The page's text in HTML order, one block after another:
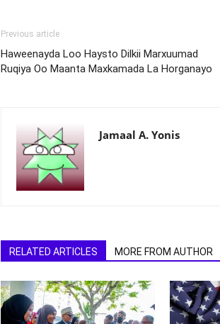
Previous article
Haweenayda Loo Haysto Dilkii Marxuumad
Ruqiya Oo Maanta Maxkamada La Horganayo
Jamaal A. Yonis
RELATED ARTICLES MORE FROM AUTHOR